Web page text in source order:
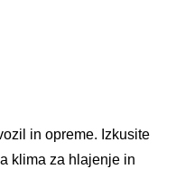
in opreme. Izkusite
klima za hlajenje in